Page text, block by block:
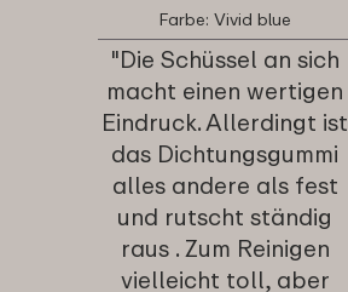
Farbe: Vivid blue
"Die Schüssel an sich
macht einen wertigen
Eindruck. Allerdingt ist
das Dichtungsgummi
alles andere als fest
und rutscht ständig
raus . Zum Reinigen
vielleicht toll, aber